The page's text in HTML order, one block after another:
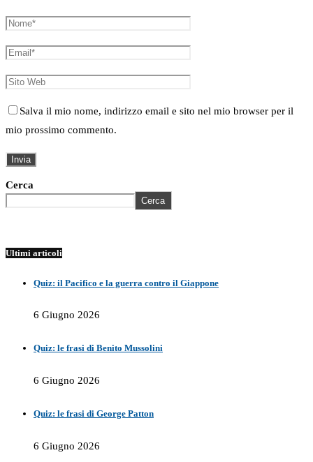
Salva il mio nome, indirizzo email e sito nel mio browser per il
mio prossimo commento.
Cerca
Cerca
Ultimi articoli
Quiz: il Pacifico e la guerra contro il Giappone
6 Giugno 2026
Quiz: le frasi di Benito Mussolini
6 Giugno 2026
Quiz: le frasi di George Patton
6 Giugno 2026